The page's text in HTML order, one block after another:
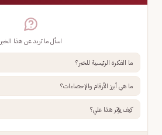
اسأل ما تريد عن هذا الخبر
ما الفكرة الرئيسية للخبر؟
ما هي أبرز الأرقام والإحصاءات؟
كيف يؤثر هذا علي؟